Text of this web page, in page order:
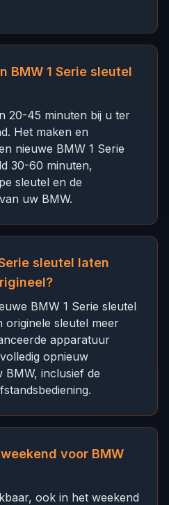
BMW 1 Serie sleutel
20-45 minuten bij u ter
Het maken en
nieuwe BMW 1 Serie
30-60 minuten,
sleutel en de
uw BMW.
sleutel laten
BMW 1 Serie sleutel
originele sleutel meer
apparatuur
opnieuw
inclusief de
voor BMW
ook in het weekend